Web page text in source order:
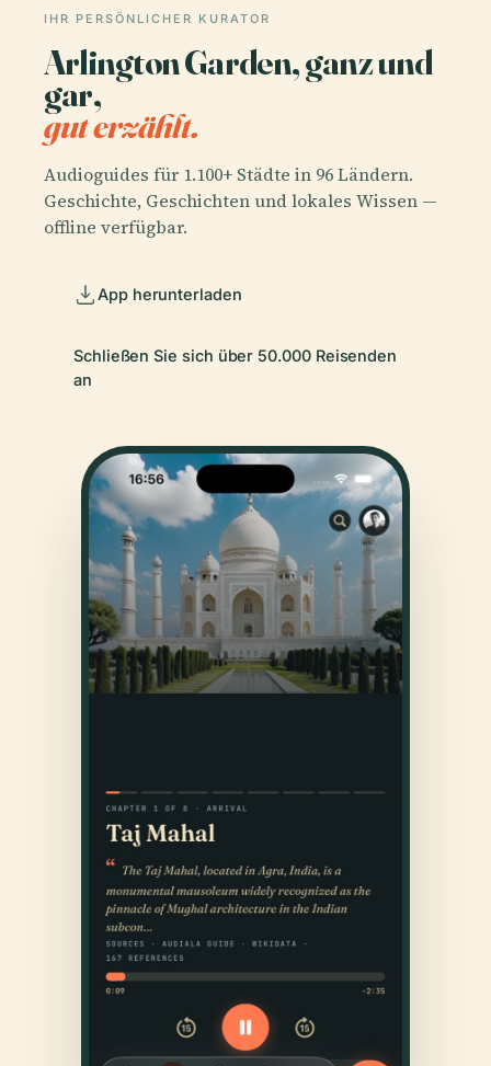
IHR PERSÖNLICHER KURATOR
Arlington Garden, ganz und
gar,
gut erzählt.
Audioguides für 1.100+ Städte in 96 Ländern.
Geschichte, Geschichten und lokales Wissen —
offline verfügbar.
App herunterladen
Schließen Sie sich über 50.000 Reisenden
an